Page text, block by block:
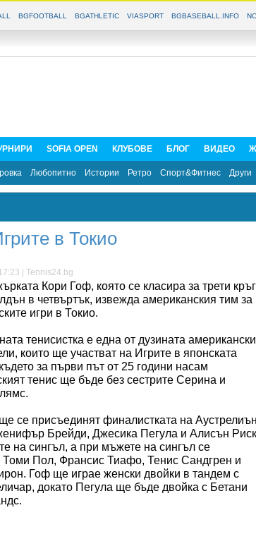
BGFOOTBALL BGATHLETIC VIASPORT BGBASEBALL.INFO
SOFIA OPEN КЛУБОВЕ БЛОГ ВИДЕО
Любопитно Истории Ретро Спорт&Фитнес Други
в Токио
| Tennis24.bg
Кори Гоф, която се класира за трети кръг
в четвъртък, извежда американския тим за
игри в Токио.
тенисистка е една от дузината американски
които ще участват на Игрите в японската
за първи път от 25 години насам
тенис ще бъде без сестрите Серина и
се присъединят финалистката на
Брейди, Джесика Пегула и Алисън
на сингъл, а при мъжете на сингъл се
Томи Пол, Франсис Тиафо, Тенис Сандгрен и
Гоф ще играе женски двойки в тандем с
докато Пегула ще бъде двойка с Бетани